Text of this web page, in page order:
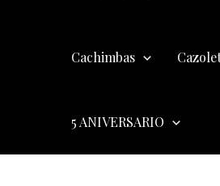
Cachimbas
5 ANIVERSARIO